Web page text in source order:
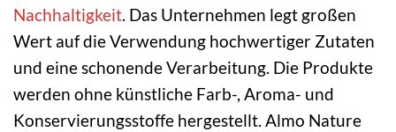
Nachhaltigkeit. Das Unternehmen legt großen
Wert auf die Verwendung hochwertiger Zutaten
und eine schonende Verarbeitung. Die Produkte
werden ohne künstliche Farb-, Aroma- und
Konservierungsstoffe hergestellt. Almo Nature